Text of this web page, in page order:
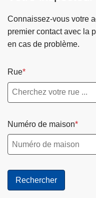
Connaissez-vous votre
premier contact avec la
en cas de problème.
Rue
Numéro de maison